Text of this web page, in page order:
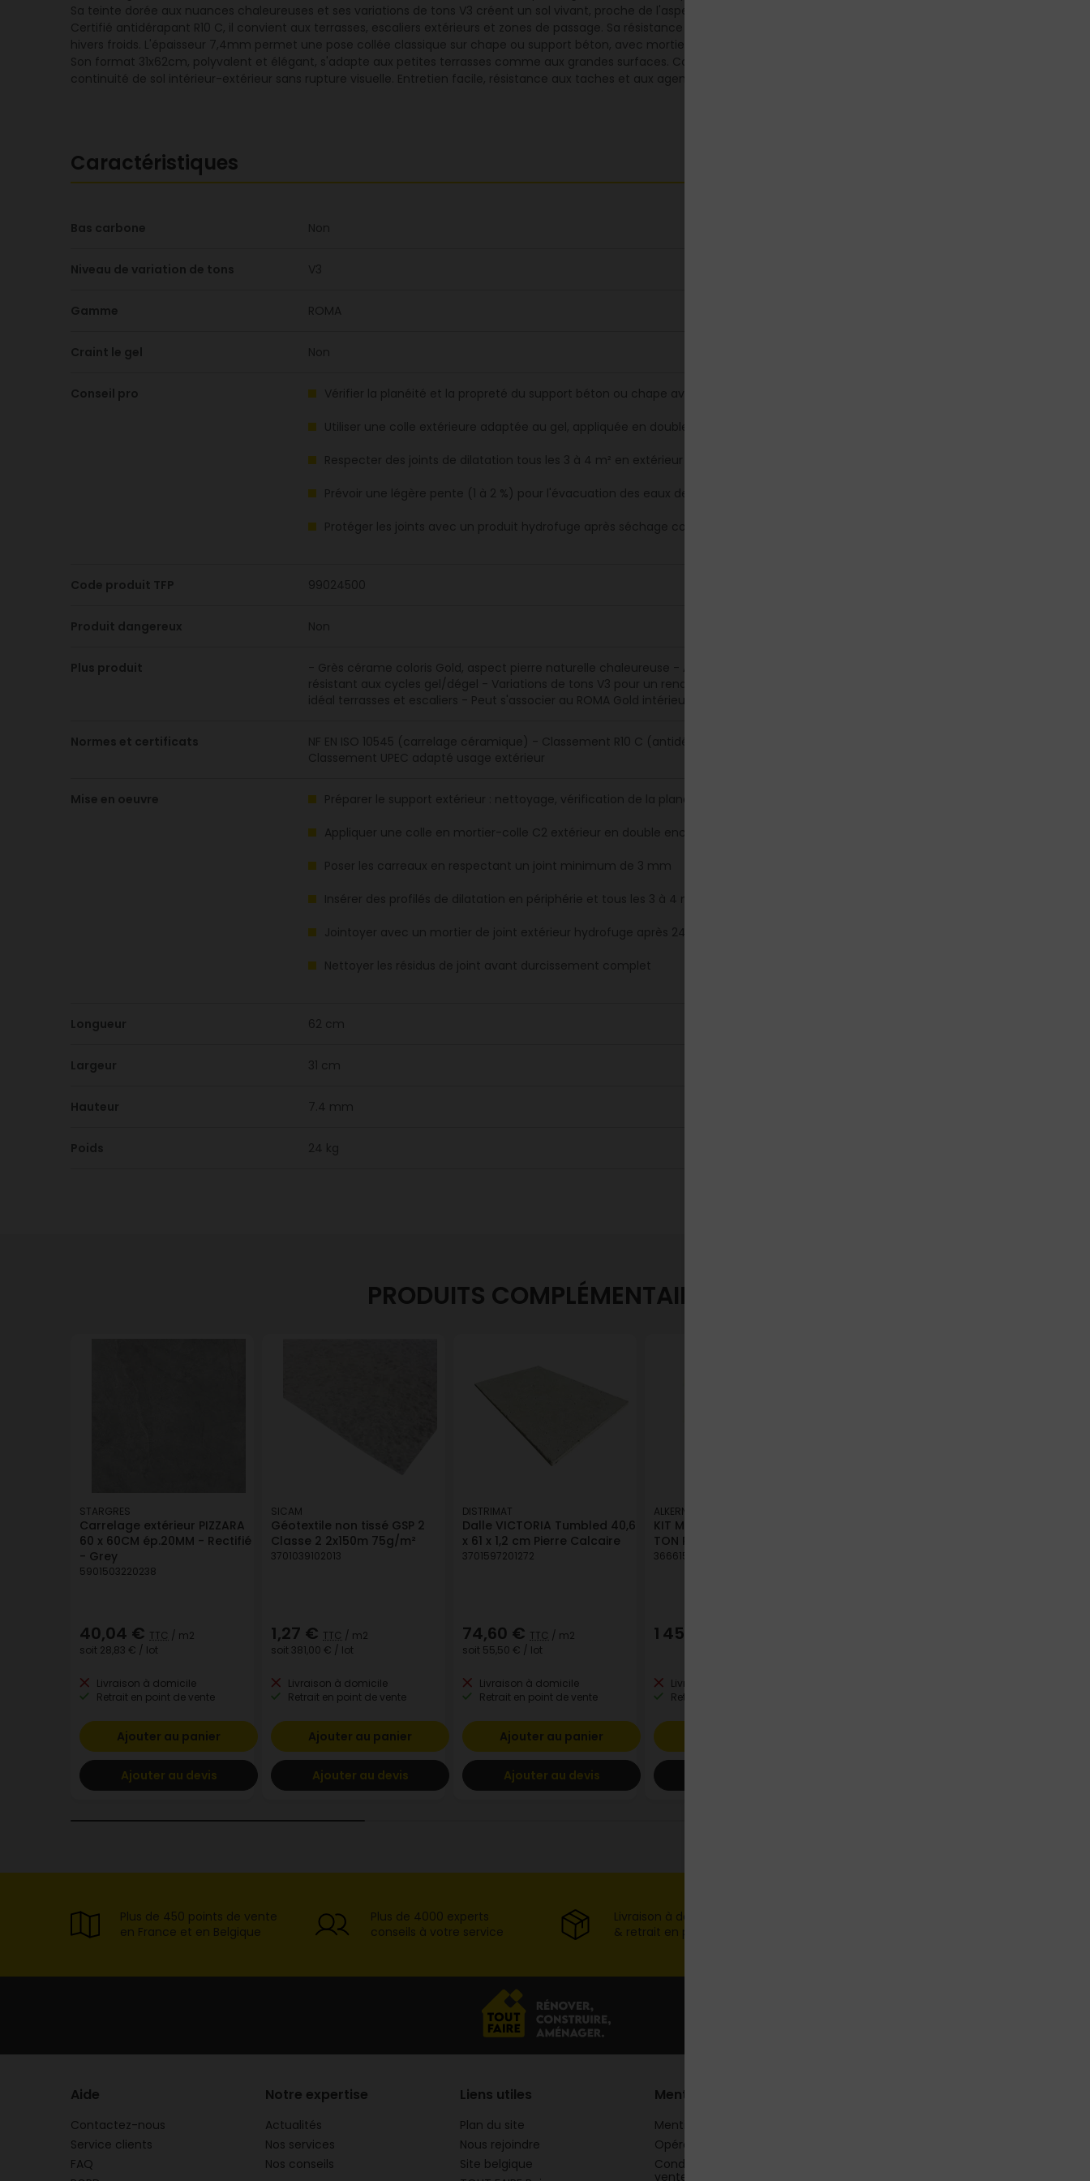
Sa teinte dorée aux nuances chaleureuses et ses variations de tons V3 créent un sol vivant, proche de l'aspect pierre naturelle.
Certifié antidérapant R10 C, il convient aux terrasses, escaliers extérieurs et zones de passage. Sa résistance au gel (ingélif) garantit sa durabilité dans les régions à
hivers froids. L'épaisseur 7,4mm permet une pose collée classique sur chape ou support béton, avec mortier-colle C2S1.
Son format 31x62cm, polyvalent et élégant, s'adapte aux petites terrasses comme aux grandes surfaces. Compatible avec le carrelage ROMA intérieur Gold pour une
continuité de sol intérieur-extérieur sans rupture visuelle. Entretien facile, résistance aux taches et aux agents chimiques courants.
Caractéristiques
Bas carbone Non
Niveau de variation de tons V3
Gamme ROMA
Craint le gel Non
Conseil pro Vérifier la planéité et la propreté du support béton ou chape avant la pose
Utiliser une colle extérieure adaptée au gel, appliquée en double encollage
Respecter des joints de dilatation tous les 3 à 4 m² en extérieur
Prévoir une légère pente (1 à 2 %) pour l'évacuation des eaux de pluie
Protéger les joints avec un produit hydrofuge après séchage complet
Code produit TFP 99024500
Produit dangereux Non
Plus produit
- Grès cérame coloris Gold, aspect pierre naturelle chaleureuse - Antidérapant R10 C pour usage extérieur sécurisé - Ingélif,
résistant aux cycles gel/dégel - Variations de tons V3 pour un rendu naturel et authentique - Format 31x62cm polyvalent,
idéal terrasses et escaliers - Peut s'associer au ROMA Gold intérieur pour une continuité intérieur/extérieur
Normes et certificats
NF EN ISO 10545 (carrelage céramique) - Classement R10 C (antidérapance) - Norme ingélif (résistance gel/dégel) -
Classement UPEC adapté usage extérieur
Mise en oeuvre Préparer le support extérieur : nettoyage, vérification de la planéité et de la résistance au gel
Appliquer une colle en mortier-colle C2 extérieur en double encollage (support + carrelage)
Poser les carreaux en respectant un joint minimum de 3 mm
Insérer des profilés de dilatation en périphérie et tous les 3 à 4 m²
Jointoyer avec un mortier de joint extérieur hydrofuge après 24h de séchage de la colle
Nettoyer les résidus de joint avant durcissement complet
Longueur 62 cm
Largeur 31 cm
Hauteur 7.4 mm
Poids 24 kg
PRODUITS COMPLÉMENTAIRES
STARGRES
Carrelage extérieur PIZZARA
60 x 60CM ép.20MM - Rectifié
- Grey
5901503220238
40,04 € TTC / m2
soit 28,83 € / lot
Livraison à domicile
Retrait en point de vente
Ajouter au panier
Ajouter au devis
SICAM
Géotextile non tissé GSP 2
Classe 2 2x150m 75g/m²
3701039102013
1,27 € TTC / m2
soit 381,00 € / lot
Livraison à domicile
Retrait en point de vente
Ajouter au panier
Ajouter au devis
DISTRIMAT
Dalle VICTORIA Tumbled 40,6
x 61 x 1,2 cm Pierre Calcaire
3701597201272
74,60 € TTC / m2
soit 55,50 € / lot
Livraison à domicile
Retrait en point de vente
Ajouter au panier
Ajouter au devis
ALKERN
KIT MARGELLE PISCINE DARIA
TON PIERRE
3666156341892
1 458,95 €
Livraison à domicile
Retrait en point de vente
Plus de 450 points de vente
en France et en Belgique
Plus de 4000 experts
conseils à votre service
Livraison à domicile
& retrait en point de vente
Aide
Contactez-nous
Service clients
FAQ
Notre expertise
Actualités
Nos services
Nos conseils
Liens utiles
Plan du site
Nous rejoindre
Site belgique
Mentions
Mentions légales
Opération commerciale
Conditions générales de
vente